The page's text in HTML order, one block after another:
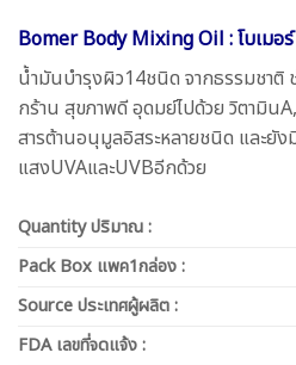
Bomer Body Mixing Oil : โบเมอ
น้ำมันบำรุงผิว14ชนิด จากธรรมชาติ
กร้าน สุขภาพดี อุดมย์ไปด้วย วิตามิน
สารต้านอนุมูลอิสระหลายชนิด และยั
แสงUVAและUVBอีกด้วย
Quantity ปริมาณ :
Pack Box แพค1กล่อง :
Source ประเทศผู้ผลิต :
FDA เลขที่จดแจ้ง :